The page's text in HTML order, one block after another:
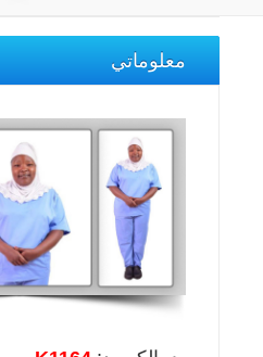
معلوماتي